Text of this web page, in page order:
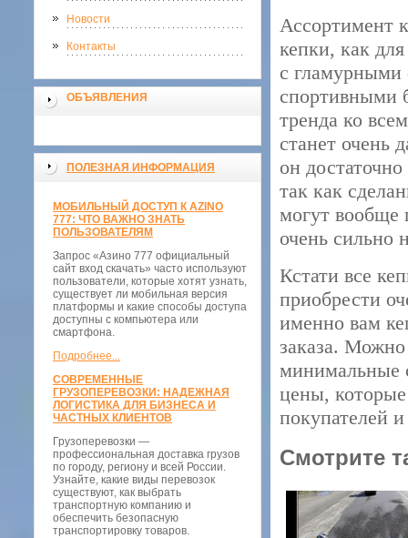
Новости
Контакты
ОБЪЯВЛЕНИЯ
ПОЛЕЗНАЯ ИНФОРМАЦИЯ
МОБИЛЬНЫЙ ДОСТУП К AZINO
777: ЧТО ВАЖНО ЗНАТЬ
ПОЛЬЗОВАТЕЛЯМ
Запрос «Азино 777 официальный
сайт вход скачать» часто используют
пользователи, которые хотят узнать,
существует ли мобильная версия
платформы и какие способы доступа
доступны с компьютера или
смартфона.
Подробнее...
СОВРЕМЕННЫЕ
ГРУЗОПЕРЕВОЗКИ: НАДЕЖНАЯ
ЛОГИСТИКА ДЛЯ БИЗНЕСА И
ЧАСТНЫХ КЛИЕНТОВ
Грузоперевозки —
профессиональная доставка грузов
по городу, региону и всей России.
Узнайте, какие виды перевозок
существуют, как выбрать
транспортную компанию и
обеспечить безопасную
транспортировку товаров.
Ассортимент
кепки, как
с гламурными
спортивными
тренда ко
станет очень
он
так как
могут вообще
очень сильно
Кстати все
приобрести
именно вам
заказа. Можно
минимальные
цены,
покупателей
Смотрите